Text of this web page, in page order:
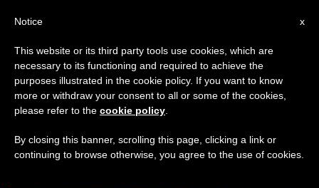
PAPI
x
Notice
This website or its third party tools use cookies, which are
necessary to its functioning and required to achieve the
purposes illustrated in the cookie policy. If you want to know
more or withdraw your consent to all or some of the cookies,
please refer to the cookie policy
By closing this banner, scrolling this page, clicking a link or
continuing to browse otherwise, you agree to the use of cookies.